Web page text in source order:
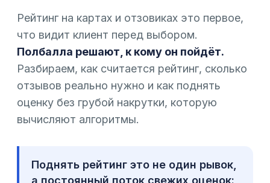
Рейтинг на картах и отзовиках это первое,
что видит клиент перед выбором.
Полбалла решают, к кому он пойдёт.
Разбираем, как считается рейтинг, сколько
отзывов реально нужно и как поднять
оценку без грубой накрутки, которую
вычисляют алгоритмы.
Поднять рейтинг это не один рывок,
а постоянный поток свежих оценок: